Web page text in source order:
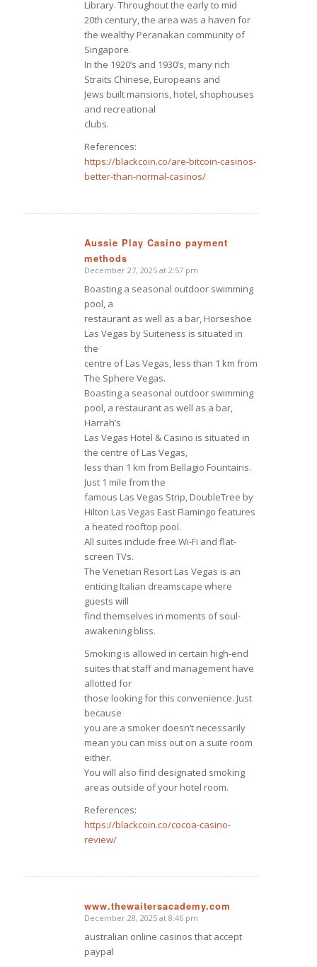
Library. Throughout the early to mid
20th century, the area was a haven for
the wealthy Peranakan community of
Singapore.
In the 1920’s and 1930’s, many rich
Straits Chinese, Europeans and
Jews built mansions, hotel, shophouses
and recreational
clubs.
References:
https://blackcoin.co/are-bitcoin-casinos-
better-than-normal-casinos/
Aussie Play Casino payment
methods
says:
December 27, 2025 at 2:57 pm
Boasting a seasonal outdoor swimming
pool, a
restaurant as well as a bar, Horseshoe
Las Vegas by Suiteness is situated in
the
centre of Las Vegas, less than 1 km from
The Sphere Vegas.
Boasting a seasonal outdoor swimming
pool, a restaurant as well as a bar,
Harrah’s
Las Vegas Hotel & Casino is situated in
the centre of Las Vegas,
less than 1 km from Bellagio Fountains.
Just 1 mile from the
famous Las Vegas Strip, DoubleTree by
Hilton Las Vegas East Flamingo features
a heated rooftop pool.
All suites include free Wi-Fi and flat-
screen TVs.
The Venetian Resort Las Vegas is an
enticing Italian dreamscape where
guests will
find themselves in moments of soul-
awakening bliss.
Smoking is allowed in certain high-end
suites that staff and management have
allotted for
those looking for this convenience. Just
because
you are a smoker doesn’t necessarily
mean you can miss out on a suite room
either.
You will also find designated smoking
areas outside of your hotel room.
References:
https://blackcoin.co/cocoa-casino-
review/
www.thewaitersacademy.com
says:
December 28, 2025 at 8:46 pm
australian online casinos that accept
paypal